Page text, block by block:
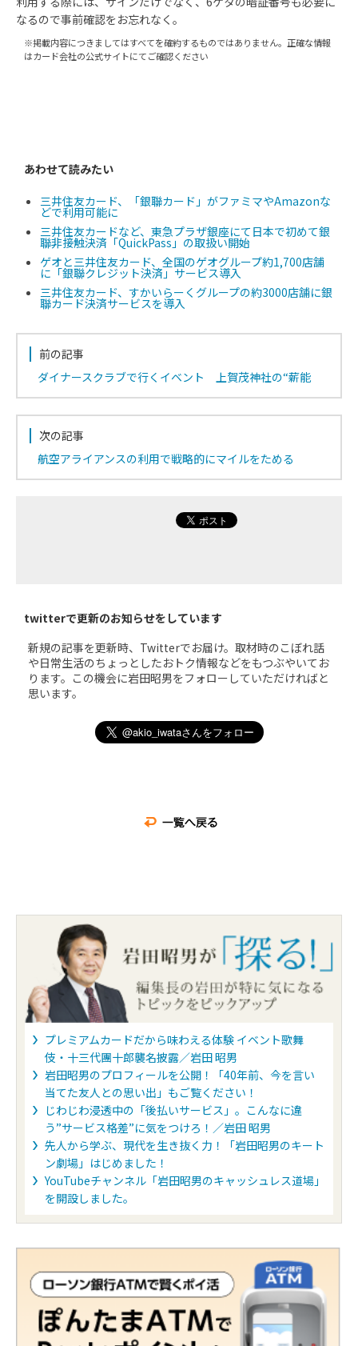
なるので事前確認をお忘れなく。
※掲載内容につきましてはすべてを確約するものではありません。正確な情報
はカード会社の公式サイトにてご確認ください
あわせて読みたい
三井住友カード、「銀聯カード」がファミマやAmazonな
どで利用可能に
三井住友カードなど、東急プラザ銀座にて日本で初めて銀
聯非接触決済「QuickPass」の取扱い開始
ゲオと三井住友カード、全国のゲオグループ約1,700店舗
に「銀聯クレジット決済」サービス導入
三井住友カード、すかいらーくグループの約3000店舗に銀
聯カード決済サービスを導入
前の記事
ダイナースクラブで行くイベント 上賀茂神社の“薪能
次の記事
航空アライアンスの利用で戦略的にマイルをためる
twitterで更新のお知らせをしています
新規の記事を更新時、Twitterでお届け。取材時のこぼれ話
や日常生活のちょっとしたおトク情報などをもつぶやいてお
ります。この機会に岩田昭男をフォローしていただければと
思います。
プレミアムカードだから味わえる体験 イベント歌舞
伎・十三代團十郎襲名披露／岩田 昭男
岩田昭男のプロフィールを公開！「40年前、今を言い
当てた友人との思い出」もご覧ください！
じわじわ浸透中の「後払いサービス」。こんなに違
う”サービス格差”に気をつけろ！／岩田 昭男
先人から学ぶ、現代を生き抜く力！「岩田昭男のキート
ン劇場」はじめました！
YouTubeチャンネル「岩田昭男のキャッシュレス道場」
を開設しました。